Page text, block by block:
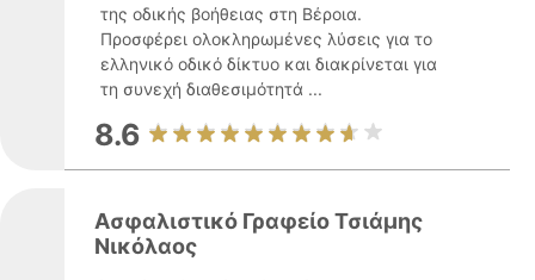
της οδικής βοήθειας στη Βέροια.
Προσφέρει ολοκληρωμένες λύσεις για το
ελληνικό οδικό δίκτυο και διακρίνεται για
τη συνεχή διαθεσιμότητά ...
8.6
Ασφαλιστικό Γραφείο Τσιάμης
Νικόλαος